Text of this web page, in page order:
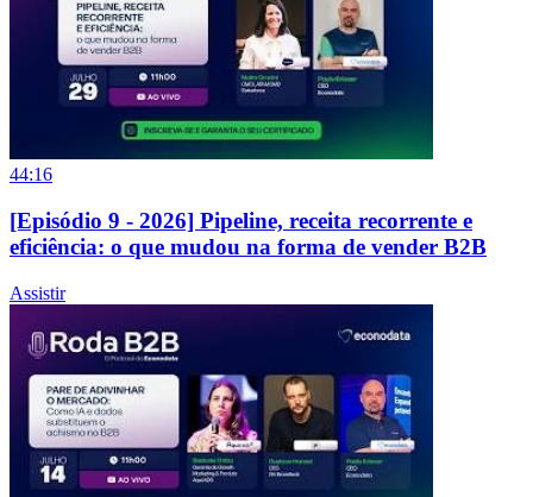
44:16
[Episódio 9 - 2026] Pipeline, receita recorrente e
eficiência: o que mudou na forma de vender B2B
Assistir